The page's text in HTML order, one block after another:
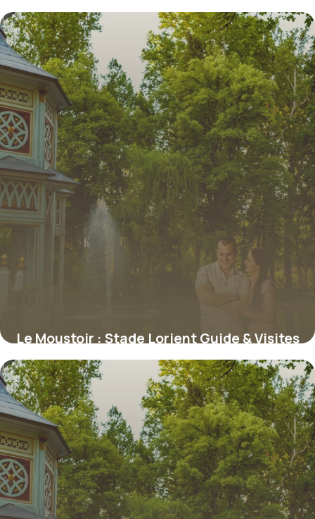
Le Moustoir : Stade Lorient Guide & Visites
11 juillet 2026